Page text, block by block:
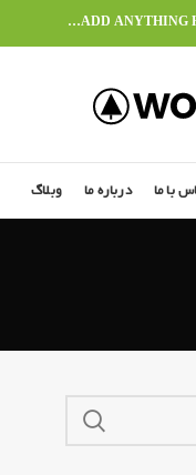
ADD ANYTHING
با ما درباره ما وبلاگ